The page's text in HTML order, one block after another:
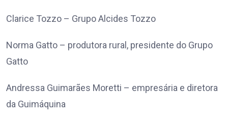
Clarice Tozzo – Grupo Alcides Tozzo
Norma Gatto – produtora rural, presidente do Grupo
Gatto
Andressa Guimarães Moretti – empresária e diretora
da Guimáquina